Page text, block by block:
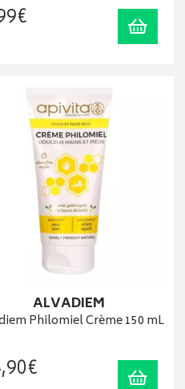
€
ALVADIEM
Philomiel Crème 150 mL
,90€